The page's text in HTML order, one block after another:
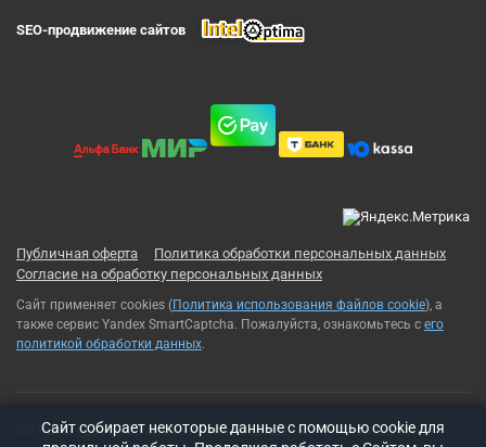
SEO-продвижение сайтов
Публичная оферта
Политика обработки персональных данных
Согласие на обработку персональных данных
Сайт применяет cookies (Политика использования файлов cookie), а
также сервис Yandex SmartCaptcha. Пожалуйста, ознакомьтесь с его
политикой обработки данных.
RC-Russia 2013-2026© Все права защищены. Использование
Cайт собирает некоторые данные с помощью cookie для